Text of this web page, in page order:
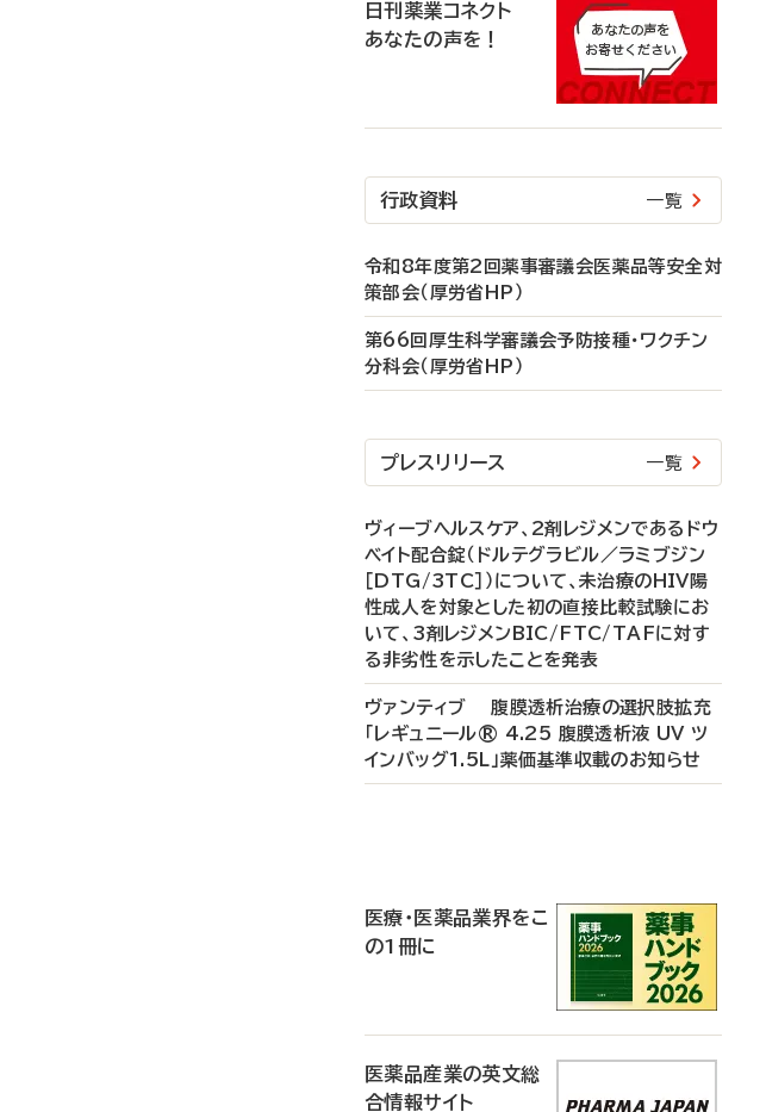
日刊薬業コネクト
あなたの声を！
行政資料 一覧
令和8年度第2回薬事審議会医薬品等安全対
策部会（厚労省HP）
第66回厚生科学審議会予防接種・ワクチン
分科会（厚労省HP）
プレスリリース 一覧
ヴィーブヘルスケア、2剤レジメンであるドウ
ベイト配合錠（ドルテグラビル／ラミブジン
［DTG/3TC］）について、未治療のHIV陽
性成人を対象とした初の直接比較試験にお
いて、3剤レジメンBIC/FTC/TAFに対す
る非劣性を示したことを発表
ヴァンティブ 腹膜透析治療の選択肢拡充
「レギュニール® 4.25 腹膜透析液 UV ツ
インバッグ1.5L」薬価基準収載のお知らせ
医療・医薬品業界をこ
の1冊に
医薬品産業の英文総
合情報サイト